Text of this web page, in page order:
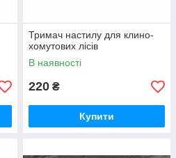
Тримач настилу для клино-
хомутових лісів
В наявності
220 ₴
Купити